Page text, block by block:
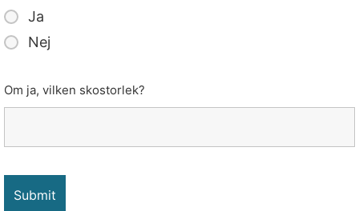
Ja
Nej
Om ja, vilken skostorlek?